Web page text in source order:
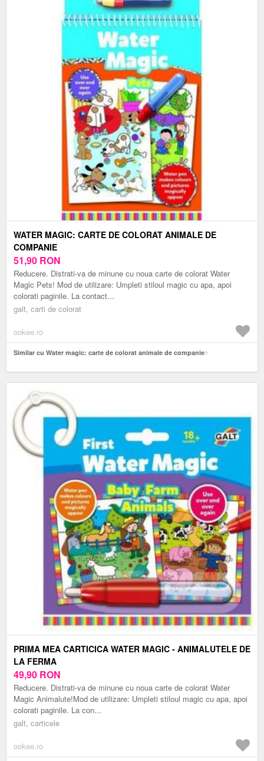
WATER MAGIC: CARTE DE COLORAT ANIMALE DE
COMPANIE
51,90 RON
Reducere. Distrati-va de minune cu noua carte de colorat Water
Magic Pets! Mod de utilizare: Umpleti stiloul magic cu apa, apoi
colorati paginile. La contact...
galt, carti de colorat
ookee.ro
Similar cu Water magic: carte de colorat animale de companie
PRIMA MEA CARTICICA WATER MAGIC - ANIMALUTELE DE
LA FERMA
49,90 RON
Reducere. Distrati-va de minune cu noua carte de colorat Water
Magic Animalute!Mod de utilizare: Umpleti stiloul magic cu apa, apoi
colorati paginile. La con...
galt, carticele
ookee.ro